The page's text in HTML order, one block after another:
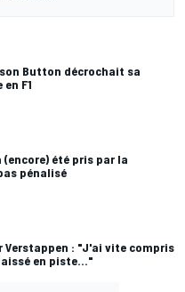
Button décrochait sa
F1
(encore) été pris par la
pénalisé
Verstappen : "J'ai vite compris
en piste..."